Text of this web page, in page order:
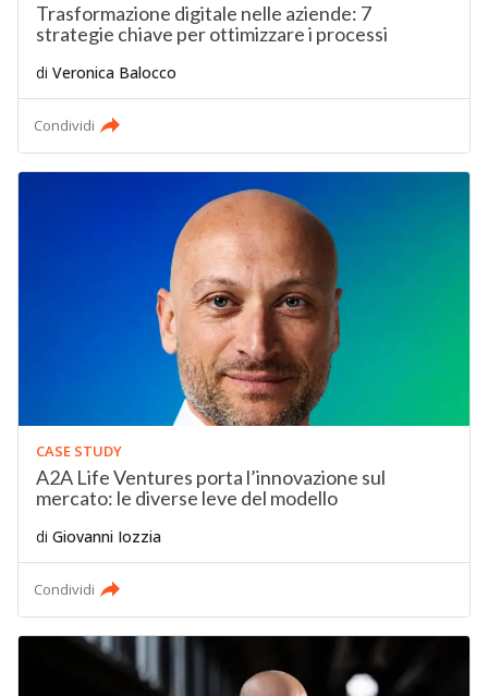
Trasformazione digitale nelle aziende: 7
strategie chiave per ottimizzare i processi
di Veronica Balocco
Condividi
CASE STUDY
A2A Life Ventures porta l’innovazione sul
mercato: le diverse leve del modello
di Giovanni Iozzia
Condividi